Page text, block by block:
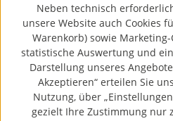
Neben technisch
unsere Website auch Cookies
Warenkorb) sowie
statistische Auswertung und
Darstellung unseres
Akzeptieren“ erteilen Sie
Nutzung, über
gezielt Ihre Zustimmung nur